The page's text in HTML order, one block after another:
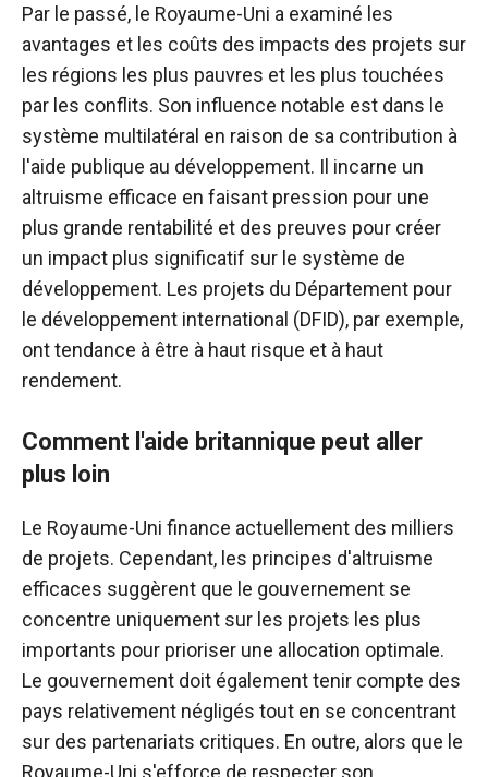
Par le passé, le Royaume-Uni a examiné les
avantages et les coûts des impacts des projets sur
les régions les plus pauvres et les plus touchées
par les conflits. Son influence notable est dans le
système multilatéral en raison de sa contribution à
l'aide publique au développement. Il incarne un
altruisme efficace en faisant pression pour une
plus grande rentabilité et des preuves pour créer
un impact plus significatif sur le système de
développement. Les projets du Département pour
le développement international (DFID), par exemple,
ont tendance à être à haut risque et à haut
rendement.
Comment l'aide britannique peut aller
plus loin
Le Royaume-Uni finance actuellement des milliers
de projets. Cependant, les principes d'altruisme
efficaces suggèrent que le gouvernement se
concentre uniquement sur les projets les plus
importants pour prioriser une allocation optimale.
Le gouvernement doit également tenir compte des
pays relativement négligés tout en se concentrant
sur des partenariats critiques. En outre, alors que le
Royaume-Uni s'efforce de respecter son